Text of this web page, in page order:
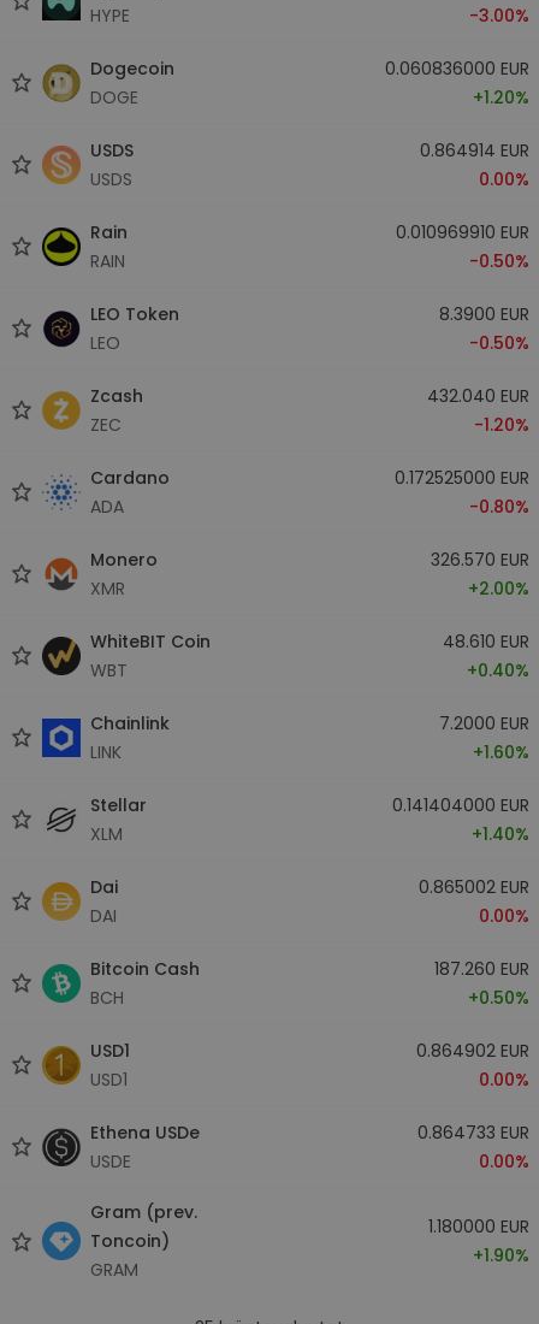
HYPE
-3.00%
Dogecoin
DOGE
0.060836000 EUR
+1.20%
USDS
USDS
0.864914 EUR
0.00%
Rain
RAIN
0.010969910 EUR
-0.50%
LEO Token
LEO
8.3900 EUR
-0.50%
Zcash
ZEC
432.040 EUR
-1.20%
Cardano
ADA
0.172525000 EUR
-0.80%
Monero
XMR
326.570 EUR
+2.00%
WhiteBIT Coin
WBT
48.610 EUR
+0.40%
Chainlink
LINK
7.2000 EUR
+1.60%
Stellar
XLM
0.141404000 EUR
+1.40%
Dai
DAI
0.865002 EUR
0.00%
Bitcoin Cash
BCH
187.260 EUR
+0.50%
USD1
USD1
0.864902 EUR
0.00%
Ethena USDe
USDE
0.864733 EUR
0.00%
Gram (prev.
Toncoin)
GRAM
1.180000 EUR
+1.90%